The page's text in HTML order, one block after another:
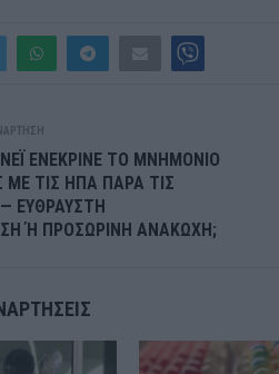
ΕΝΕΚΡΙΝΕ ΤΟ ΜΝΗΜΟΝΙΟ
ΤΙΣ ΗΠΑ ΠΑΡΑ ΤΙΣ
— ΕΥΘΡΑΥΣΤΗ
Ή ΠΡΟΣΩΡΙΝΗ ΑΝΑΚΩΧΗ;